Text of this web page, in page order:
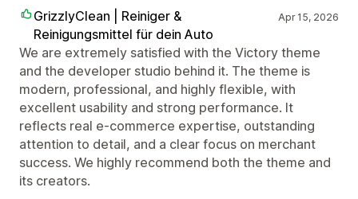
GrizzlyClean | Reiniger &
Reinigungsmittel für dein Auto
Apr 15, 2026
We are extremely satisfied with the Victory theme
and the developer studio behind it. The theme is
modern, professional, and highly flexible, with
excellent usability and strong performance. It
reflects real e-commerce expertise, outstanding
attention to detail, and a clear focus on merchant
success. We highly recommend both the theme and
its creators.